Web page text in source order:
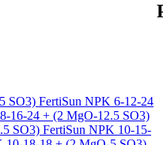
SO3) FertiSun NPK 6-12-24
16-24 + (2 MgO-12.5 SO3)
SO3) FertiSun NPK 10-15-